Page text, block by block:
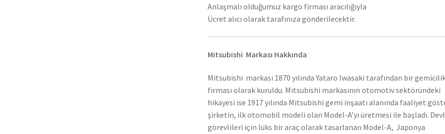
Anlaşmalı olduğumuz kargo firması aracılığıyla
Ücret alıcı olarak tarafınıza gönderilecektir.
Mitsubishi Markası Hakkında
Mitsubishi markası 1870 yılında Yataro Iwasaki tarafından bir
firması olarak kuruldu. Mitsubishi markasının otomotiv sektöründeki
hikayesi ise 1917 yılında Mitsubishi gemi inşaatı alanında faaliyet
şirketin, ilk otomobil modeli olan Model-A’yı üretmesi ile başladı.
görevlileri için lüks bir araç olarak tasarlanan Model-A, Japonya